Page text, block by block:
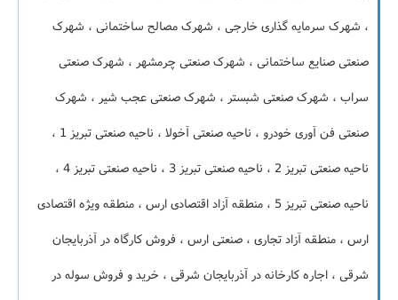
، شهرک سرمایه گذاری خارجی ، شهرک مصالح ساختمانی ، شهرک
صنعتی صنایع ساختمانی ، شهرک صنعتی چرمشهر ، شهرک صنعتی
سراب ، شهرک صنعتی شبستر ، شهرک صنعتی عجب شیر ، شهرک
صنعتی فن آوری خودرو ، ناحیه صنعتی آخولا ، ناحیه صنعتی تبریز 1 ،
ناحیه صنعتی تبریز 2 ، ناحیه صنعتی تبریز 3 ، ناحیه صنعتی تبریز 4 ،
ناحیه صنعتی تبریز 5 ، منطقه آزاد اقتصادی ارس ، منطقه ویژه اقتصادی
ارس ، منطقه آزاد تجاری ، صنعتی ارس ، فروش کارگاه در آذربایجان
شرقی ، اجاره کارخانه در آذربایجان شرقی ، خرید و فروش سوله در